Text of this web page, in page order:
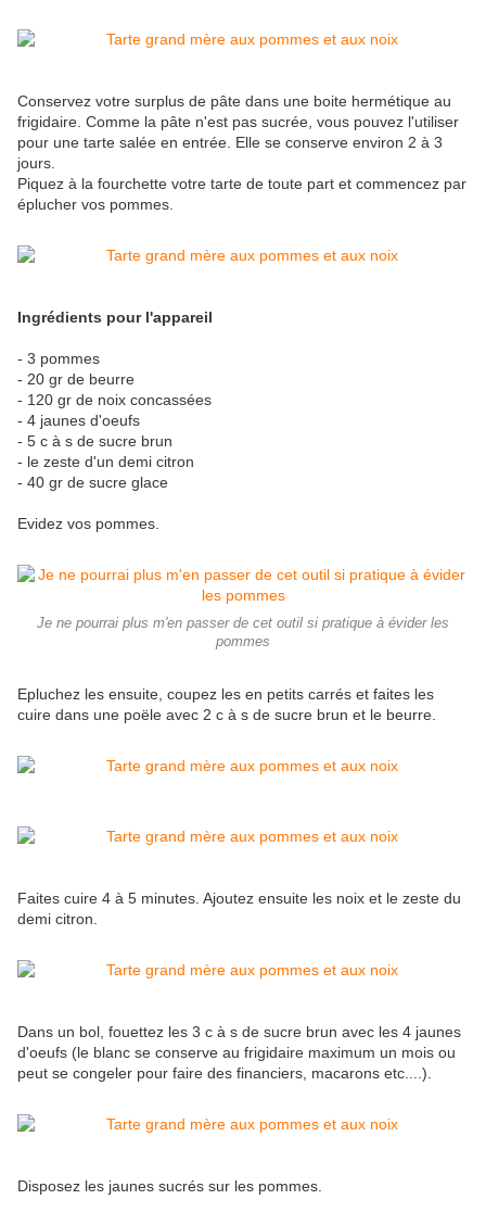
Conservez votre surplus de pâte dans une boite hermétique au
frigidaire. Comme la pâte n'est pas sucrée, vous pouvez l'utiliser
pour une tarte salée en entrée. Elle se conserve environ 2 à 3
jours.
Piquez à la fourchette votre tarte de toute part et commencez par
éplucher vos pommes.
Ingrédients pour l'appareil
- 3 pommes
- 20 gr de beurre
- 120 gr de noix concassées
- 4 jaunes d'oeufs
- 5 c à s de sucre brun
- le zeste d'un demi citron
- 40 gr de sucre glace
Evidez vos pommes.
Je ne pourrai plus m'en passer de cet outil si pratique à évider les
pommes
Epluchez les ensuite, coupez les en petits carrés et faites les
cuire dans une poële avec 2 c à s de sucre brun et le beurre.
Faites cuire 4 à 5 minutes. Ajoutez ensuite les noix et le zeste du
demi citron.
Dans un bol, fouettez les 3 c à s de sucre brun avec les 4 jaunes
d'oeufs (le blanc se conserve au frigidaire maximum un mois ou
peut se congeler pour faire des financiers, macarons etc....).
Disposez les jaunes sucrés sur les pommes.